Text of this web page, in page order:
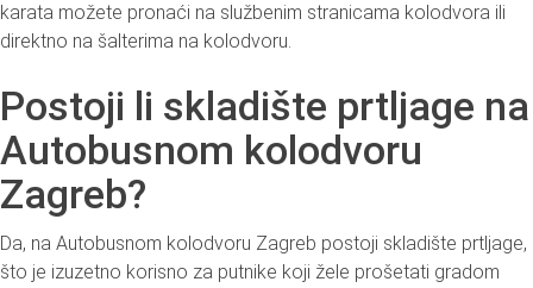
karata možete pronaći na službenim stranicama kolodvora ili
direktno na šalterima na kolodvoru.
Postoji li skladište prtljage na
Autobusnom kolodvoru
Zagreb?
Da, na Autobusnom kolodvoru Zagreb postoji skladište prtljage,
što je izuzetno korisno za putnike koji žele prošetati gradom